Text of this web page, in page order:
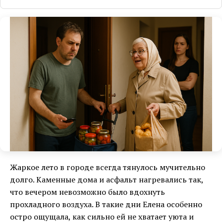
Жаркое лето в городе всегда тянулось мучительно
долго. Каменные дома и асфальт нагревались так,
что вечером невозможно было вдохнуть
прохладного воздуха. В такие дни Елена особенно
остро ощущала, как сильно ей не хватает уюта и